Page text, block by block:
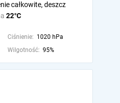
22°C
całkowite, deszcz
Ciśnienie: 1020 hPa
Wilgotność: 95%